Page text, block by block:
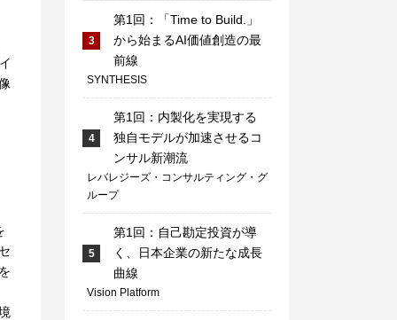
3
第1回：「Time to Build.」
から始まるAI価値創造の最
前線
SYNTHESIS
4
第1回：内製化を実現する
独自モデルが加速させるコ
ンサル新潮流
レバレジーズ・コンサルティング・グ
ループ
5
第1回：自己勘定投資が導
く、日本企業の新たな成長
曲線
Vision Platform